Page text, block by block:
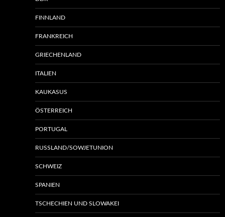
FINNLAND
FRANKREICH
GRIECHENLAND
ITALIEN
KAUKASUS
ÖSTERREICH
PORTUGAL
RUSSLAND/SOWJETUNION
SCHWEIZ
SPANIEN
TSCHECHIEN UND SLOWAKEI